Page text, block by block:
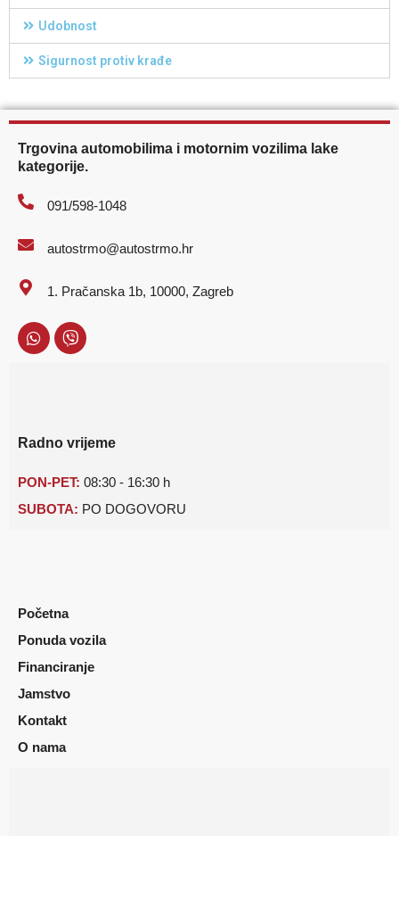
Udobnost
Sigurnost protiv krađe
Trgovina automobilima i motornim vozilima lake
kategorije.
091/598-1048
autostrmo@autostrmo.hr
1. Pračanska 1b, 10000, Zagreb
Radno vrijeme
PON-PET: 08:30 - 16:30 h
SUBOTA: PO DOGOVORU
Početna
Ponuda vozila
Financiranje
Jamstvo
Kontakt
O nama